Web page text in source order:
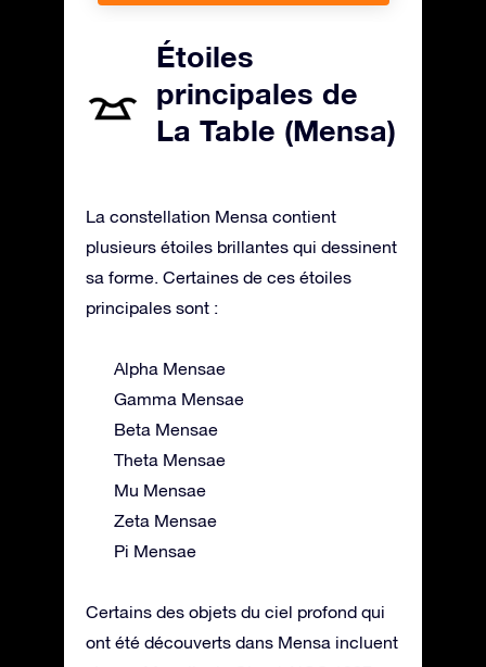
Étoiles
principales de
La Table (Mensa)
La constellation Mensa contient
plusieurs étoiles brillantes qui dessinent
sa forme. Certaines de ces étoiles
principales sont :
Alpha Mensae
Gamma Mensae
Beta Mensae
Theta Mensae
Mu Mensae
Zeta Mensae
Pi Mensae
Certains des objets du ciel profond qui
ont été découverts dans Mensa incluent